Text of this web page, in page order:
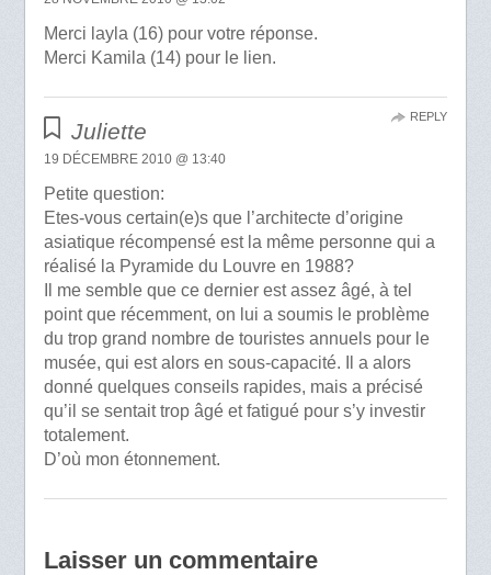
Merci layla (16) pour votre réponse.
Merci Kamila (14) pour le lien.
Juliette
19 DÉCEMBRE 2010 @ 13:40
Petite question:
Etes-vous certain(e)s que l’architecte d’origine
asiatique récompensé est la même personne qui a
réalisé la Pyramide du Louvre en 1988?
Il me semble que ce dernier est assez âgé, à tel
point que récemment, on lui a soumis le problème
du trop grand nombre de touristes annuels pour le
musée, qui est alors en sous-capacité. Il a alors
donné quelques conseils rapides, mais a précisé
qu’il se sentait trop âgé et fatigué pour s’y investir
totalement.
D’où mon étonnement.
REPLY
Laisser un commentaire